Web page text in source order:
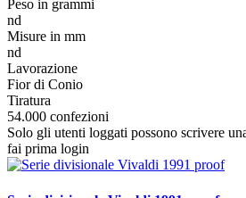
Peso in grammi
nd
Misure in mm
nd
Lavorazione
Fior di Conio
Tiratura
54.000 confezioni
Solo gli utenti loggati possono scrivere
fai prima login